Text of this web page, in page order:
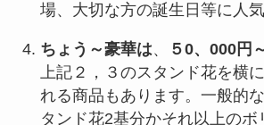
場、大切な方の誕生日等に人気
ちょう～豪華は、
５0、000円
上記２，３のスタンド花を横
れる商品もあります。一般的
タンド花2基分かそれ以上のボ